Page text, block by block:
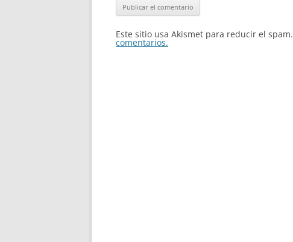
Este sitio usa Akismet para reducir el spam.
comentarios.